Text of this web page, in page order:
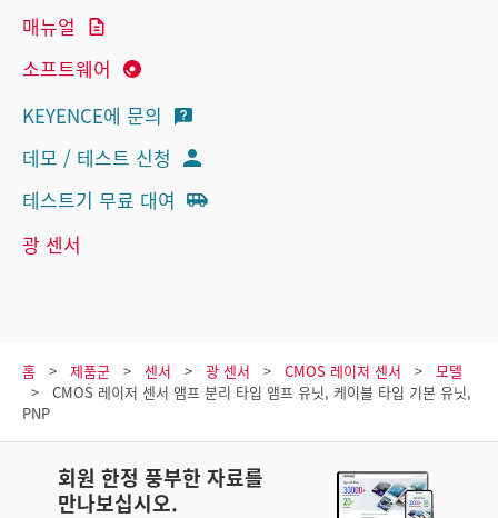
매뉴얼
소프트웨어
KEYENCE에 문의
데모 / 테스트 신청
테스트기 무료 대여
광 센서
홈 제품군 센서 광 센서 CMOS 레이저 센서
모델
CMOS 레이저 센서 앰프 분리 타입 앰프 유닛, 케이블 타입 기본 유닛,
PNP
회원 한정 풍부한 자료를
만나보십시오.